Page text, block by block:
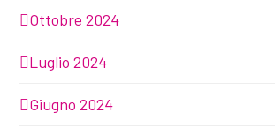
Ottobre 2024
Luglio 2024
Giugno 2024